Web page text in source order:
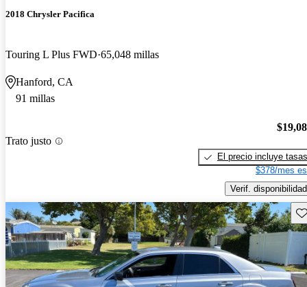
2018 Chrysler Pacifica
Touring L Plus FWD 65,048 millas
Hanford, CA
91 millas
Trato justo
El precio incluye tasas
$378/mes
Verif. disponibilidad